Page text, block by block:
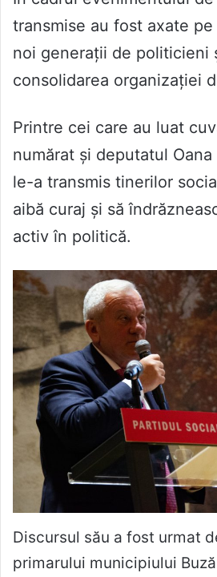
transmise au fost axate
noi generații de politicieni
consolidarea organizației
Printre cei care au luat
numărat și deputatul
le-a transmis tinerilor
aibă curaj și să
activ în politică.
Discursul său a fost urmat
primarului municipiului